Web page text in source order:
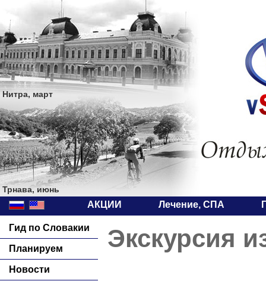
Нитра, март
Трнава, июнь
АКЦИИ Лечение, СПА
Гид по Словакии
Планируем
Новости
Экскурсия